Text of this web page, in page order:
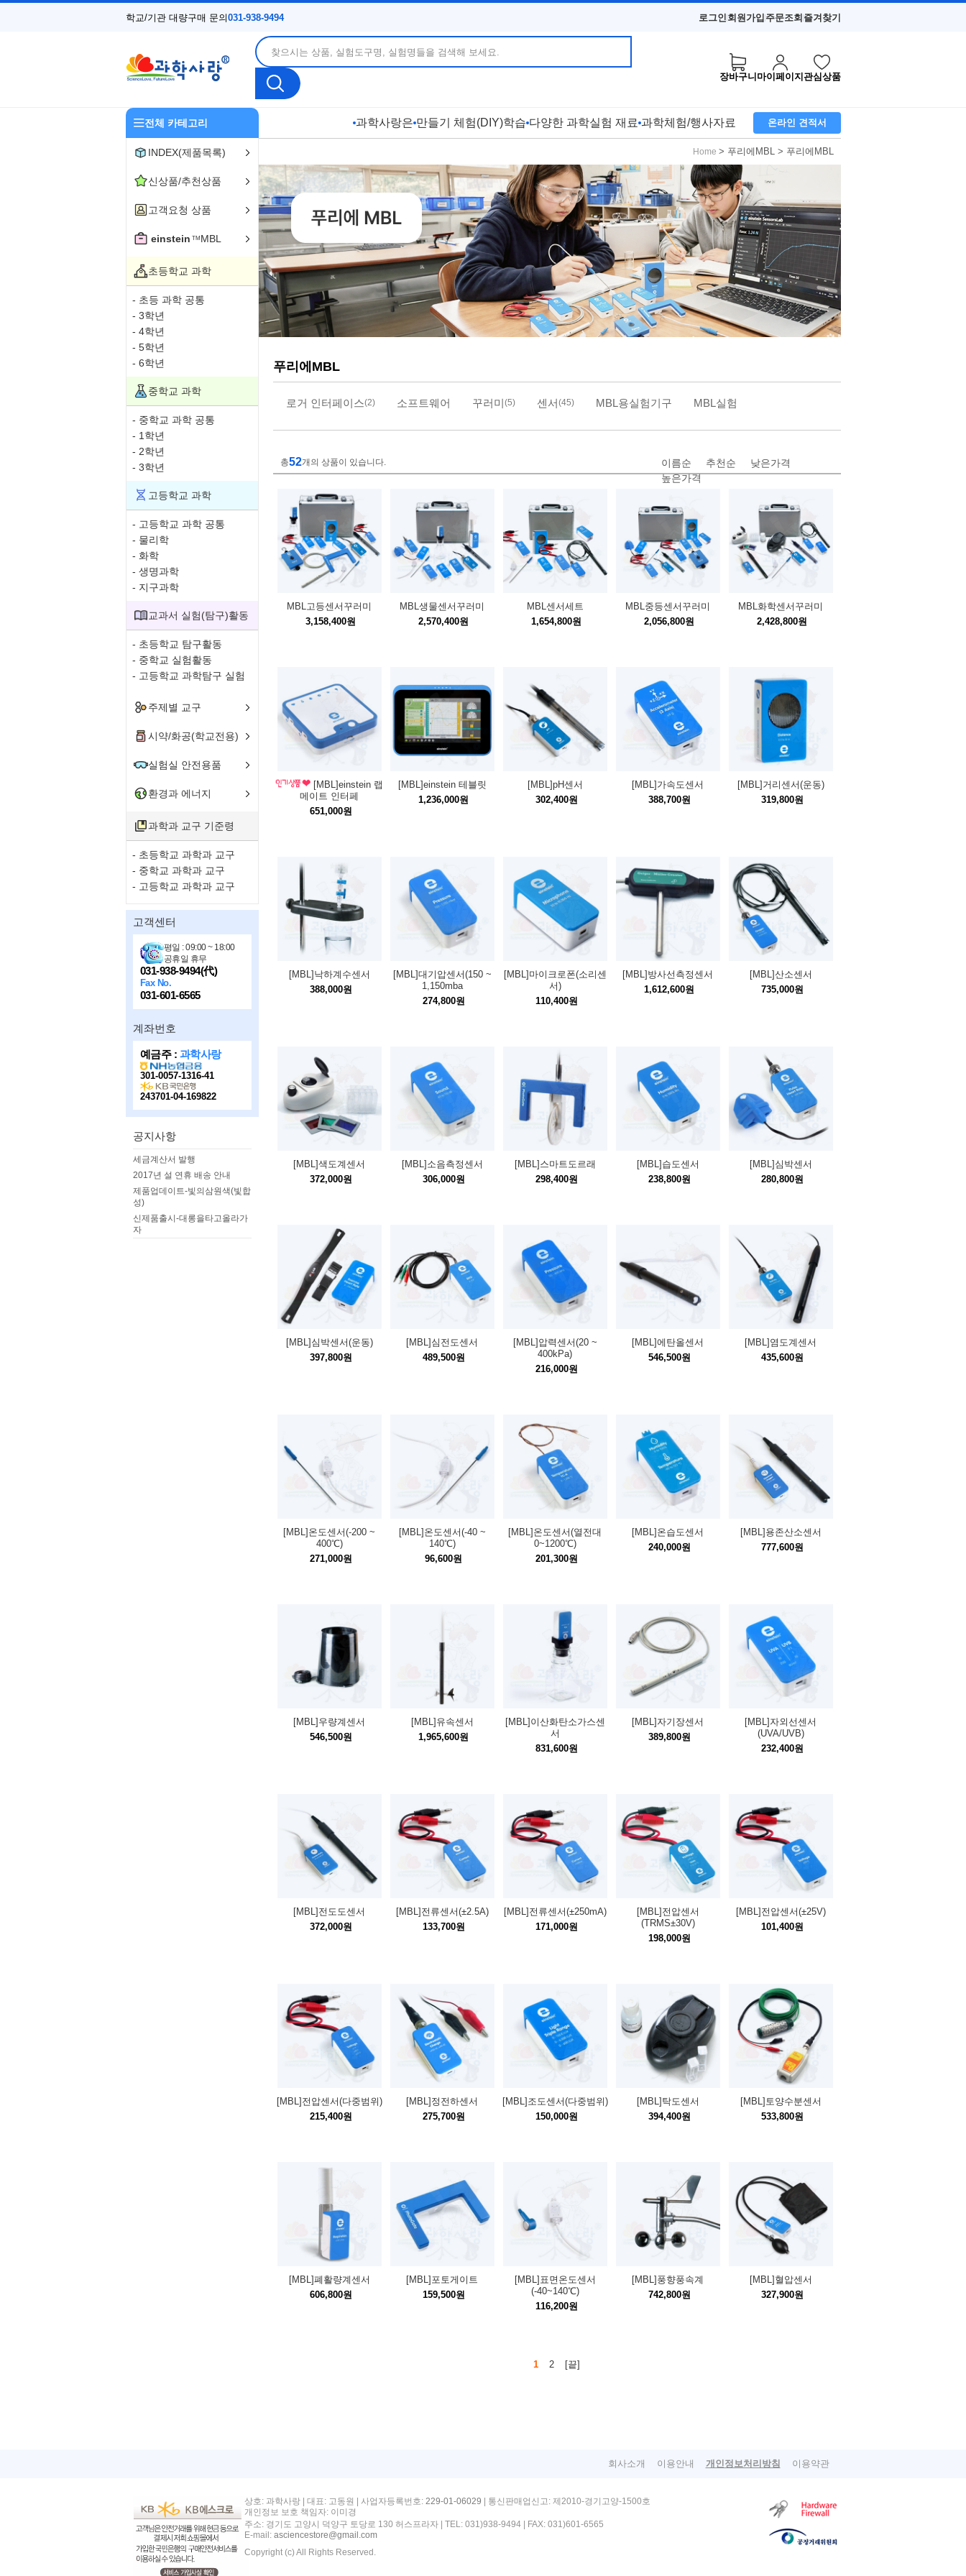
학교/기관 대량구매 문의031-938-9494 로그인회원가입주문조회 즐겨찾기
장바구니마이페이지관심상품
전체 카테고리
INDEX(제품목록)
신상품/추천상품
고객요청 상품
einstein TM MBL
초등학교 과학
- 초등 과학 공통
- 3학년
- 4학년
- 5학년
- 6학년
중학교 과학
- 중학교 과학 공통
- 1학년
- 2학년
- 3학년
고등학교 과학
- 고등학교 과학 공통
- 물리학
- 화학
- 생명과학
- 지구과학
교과서 실험(탐구)활동
- 초등학교 탐구활동
- 중학교 실험활동
- 고등학교 과학탐구 실험
주제별 교구
시약/화공(학교전용)
실험실 안전용품
환경과 에너지
과학과 교구 기준령
- 초등학교 과학과 교구
- 중학교 과학과 교구
- 고등학교 과학과 교구
고객센터
평일 : 09:00 ~ 18:00
공휴일 휴무
031-938-9494(代)
Fax No.
031-601-6565
계좌번호
예금주 : 과학사랑
301-0057-1316-41
243701-04-169822
공지사항
세금계산서 발행
2017년 설 연휴 배송 안내
제품업데이트-빛의삼원색(빛합
성)
신제품출시-대롱을타고올라가
자
과학사랑은 만들기 체험(DIY)학습 다양한 과학실험 재료 과학체험/행사자료 온라인 견적서
Home > 푸리에MBL > 푸리에MBL
푸리에MBL
로거 인터페이스(2) 소프트웨어 꾸러미(5) 센서(45) MBL용실험기구 MBL실험
총52개의 상품이 있습니다. 이름순 추천순
낮은가격
높은가격
MBL고등센서꾸러미
3,158,400원
MBL생물센서꾸러미
2,570,400원
MBL센서세트
1,654,800원
MBL중등센서꾸러미
2,056,800원
MBL화학센서꾸러미
2,428,800원
[MBL]einstein 랩
메이트 인터페
651,000원
[MBL]einstein 테블릿
1,236,000원
[MBL]pH센서
302,400원
[MBL]가속도센서
388,700원
[MBL]거리센서(운동)
319,800원
[MBL]낙하계수센서
388,000원
[MBL]대기압센서(150 ~
1,150mba
274,800원
[MBL]마이크로폰(소리센
서)
110,400원
[MBL]방사선측정센서
1,612,600원
[MBL]산소센서
735,000원
[MBL]색도계센서
372,000원
[MBL]소음측정센서
306,000원
[MBL]스마트도르래
298,400원
[MBL]습도센서
238,800원
[MBL]심박센서
280,800원
[MBL]심박센서(운동)
397,800원
[MBL]심전도센서
489,500원
[MBL]압력센서(20 ~
400kPa)
216,000원
[MBL]에탄올센서
546,500원
[MBL]염도계센서
435,600원
[MBL]온도센서(-200 ~
400℃)
271,000원
[MBL]온도센서(-40 ~
140℃)
96,600원
[MBL]온도센서(열전대
0~1200℃)
201,300원
[MBL]온습도센서
240,000원
[MBL]용존산소센서
777,600원
[MBL]우량계센서
546,500원
[MBL]유속센서
1,965,600원
[MBL]이산화탄소가스센
서
831,600원
[MBL]자기장센서
389,800원
[MBL]자외선센서
(UVA/UVB)
232,400원
[MBL]전도도센서
372,000원
[MBL]전류센서(±2.5A)
133,700원
[MBL]전류센서(±250mA)
171,000원
[MBL]전압센서
(TRMS±30V)
198,000원
[MBL]전압센서(±25V)
101,400원
[MBL]전압센서(다중범위)
215,400원
[MBL]정전하센서
275,700원
[MBL]조도센서(다중범위)
150,000원
[MBL]탁도센서
394,400원
[MBL]토양수분센서
533,800원
[MBL]폐활량계센서
606,800원
[MBL]포토게이트
159,500원
[MBL]표면온도센서
(-40~140℃)
116,200원
[MBL]풍향풍속계
742,800원
[MBL]혈압센서
327,900원
1 2 [끝]
이용약관
개인정보처리방침
이용안내
회사소개
상호: 과학사랑 | 대표: 고동원 | 사업자등록번호: 229-01-06029 | 통신판매업신고: 제2010-경기고양-1500호
개인정보 보호 책임자: 이미경
주소: 경기도 고양시 덕양구 토당로 130 허스프라자 | TEL: 031)938-9494| FAX: 031)601-6565
E-mail: asciencestore@gmail.com
Copyright (c) All Rights Reserved.